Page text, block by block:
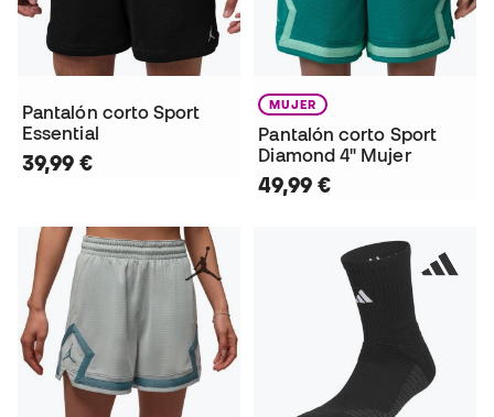
Pantalón corto Sport
Essential
39,99 €
MUJER
Pantalón corto Sport
Diamond 4" Mujer
49,99 €